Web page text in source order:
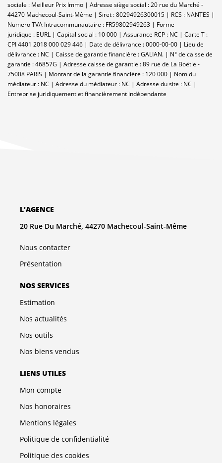
sociale : Meilleur Prix Immo | Adresse siège social : 20 rue du Marché -
44270 Machecoul-Saint-Même | Siret : 80294926300015 | RCS : NANTES |
Numero TVA Intracommunautaire : FR59802949263 | Forme
juridique : EURL | Capital social : 10 000 | Assurance RCP : NC | Carte T :
CPI 4401 2018 000 029 446 | Date de délivrance : 0000-00-00 | Lieu de
délivrance : NC | Caisse de garantie financière : GALIAN. | N° de caisse de
garantie : 46857G | Adresse caisse de garantie : 89 rue de La Boëtie -
75008 PARIS | Montant de la garantie financière : 120 000 | Nom du
médiateur : NC | Adresse du médiateur : NC | Adresse du site : NC |
Entreprise juridiquement et financièrement indépendante
L'AGENCE
20 Rue Du Marché, 44270 Machecoul-Saint-Même
Nous contacter
Présentation
NOS SERVICES
Estimation
Nos actualités
Nos outils
Nos biens vendus
LIENS UTILES
Mon compte
Nos honoraires
Mentions légales
Politique de confidentialité
Politique des cookies